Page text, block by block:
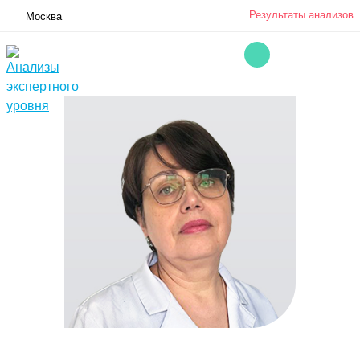
Москва Результаты анализов